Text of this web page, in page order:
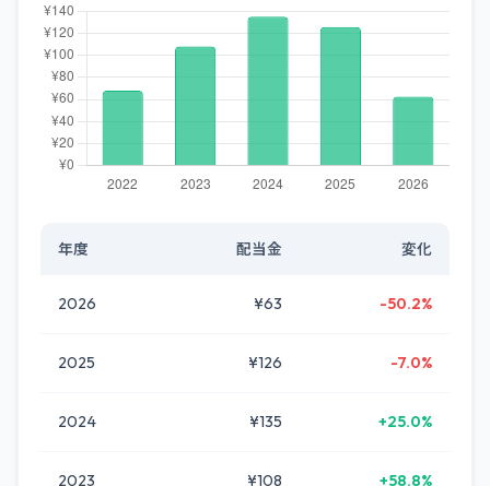
年度 配当金 変化
2026 ¥63 -50.2%
2025 ¥126 -7.0%
2024 ¥135 +25.0%
2023 ¥108 +58.8%